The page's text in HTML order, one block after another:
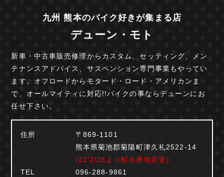
九州 熊本のバイク好きが集まる店
デューン・モト
新車・中古車販売修理からカスタム、セッティング、
メン
テナンスアドバイス、サスペンション専門事業もやってい
ます。オフロードからモタード・ロード・ アメリカンま
で、オールマイティに対応!!バイクの事ならデューンにお
任せ下さい。
住所
〒869-1101
熊本県菊池郡菊陽町津久礼2522-14
(22'2/26より町名番地変更)
TEL
096-288-9861